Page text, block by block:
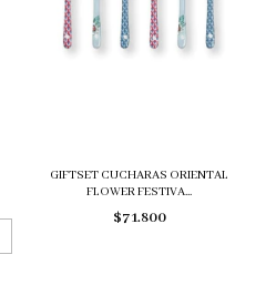
GIFTSET CUCHARAS ORIENTAL
FLOWER FESTIVA...
$71.800